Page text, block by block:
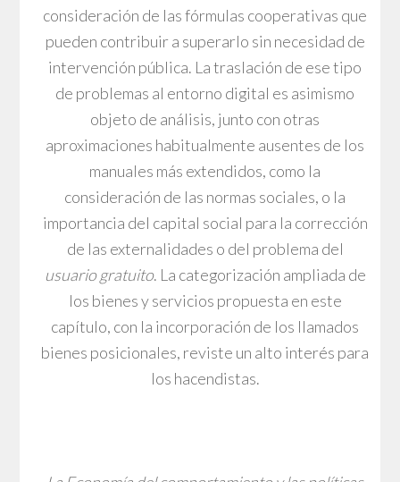
consideración de las fórmulas cooperativas que
pueden contribuir a superarlo sin necesidad de
intervención pública. La traslación de ese tipo
de problemas al entorno digital es asimismo
objeto de análisis, junto con otras
aproximaciones habitualmente ausentes de los
manuales más extendidos, como la
consideración de las normas sociales, o la
importancia del capital social para la corrección
de las externalidades o del problema del
usuario gratuito. La categorización ampliada de
los bienes y servicios propuesta en este
capítulo, con la incorporación de los llamados
bienes posicionales, reviste un alto interés para
los hacendistas.